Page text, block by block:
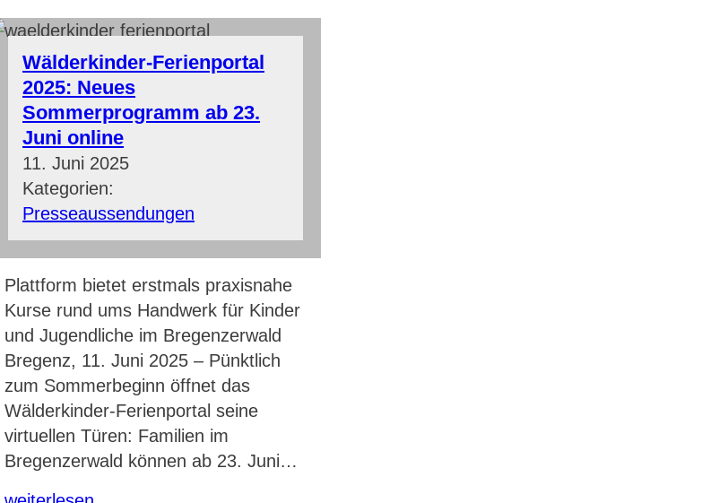
Wälderkinder-Ferienportal
2025: Neues
Sommerprogramm ab 23.
Juni online
11. Juni 2025
Kategorien:
Presseaussendungen
Plattform bietet erstmals praxisnahe
Kurse rund ums Handwerk für Kinder
und Jugendliche im Bregenzerwald
Bregenz, 11. Juni 2025 – Pünktlich
zum Sommerbeginn öffnet das
Wälderkinder-Ferienportal seine
virtuellen Türen: Familien im
Bregenzerwald können ab 23. Juni…